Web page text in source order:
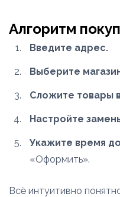
Алгоритм
Введите адрес.
Выберите
Сложите товары
Настройте
Укажите время
«Оформить».
Всё интуитивно